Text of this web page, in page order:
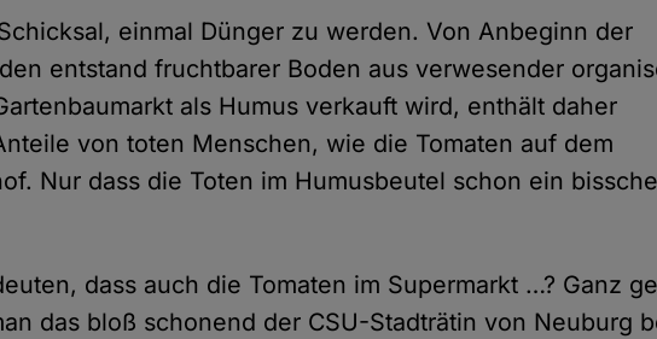
einmal Dünger zu werden. Von Anbeginn der
entstand fruchtbarer Boden aus verwesender
als Humus verkauft wird, enthält daher
von toten Menschen, wie die Tomaten auf dem
Nur dass die Toten im Humusbeutel schon ein
dass auch die Tomaten im Supermarkt …? Ganz
das bloß schonend der CSU-Stadträtin von Neuburg